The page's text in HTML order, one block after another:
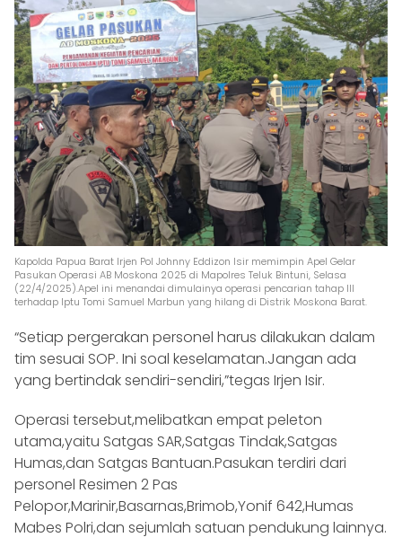
Kapolda Papua Barat Irjen Pol Johnny Eddizon Isir memimpin Apel Gelar
Pasukan Operasi AB Moskona 2025 di Mapolres Teluk Bintuni, Selasa
(22/4/2025).Apel ini menandai dimulainya operasi pencarian tahap III
terhadap Iptu Tomi Samuel Marbun yang hilang di Distrik Moskona Barat.
“Setiap pergerakan personel harus dilakukan dalam
tim sesuai SOP. Ini soal keselamatan.Jangan ada
yang bertindak sendiri-sendiri,”tegas Irjen Isir.
Operasi tersebut,melibatkan empat peleton
utama,yaitu Satgas SAR,Satgas Tindak,Satgas
Humas,dan Satgas Bantuan.Pasukan terdiri dari
personel Resimen 2 Pas
Pelopor,Marinir,Basarnas,Brimob,Yonif 642,Humas
Mabes Polri,dan sejumlah satuan pendukung lainnya.